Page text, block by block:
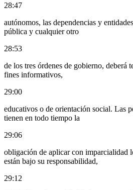
28:47
autónomos, las dependencias y
pública y cualquier otro
28:53
de los tres órdenes de gobierno, deberá
fines informativos,
29:00
educativos o de orientación social. Las
tienen en todo tiempo la
29:06
obligación de aplicar con imparcialidad
están bajo su responsabilidad,
29:12